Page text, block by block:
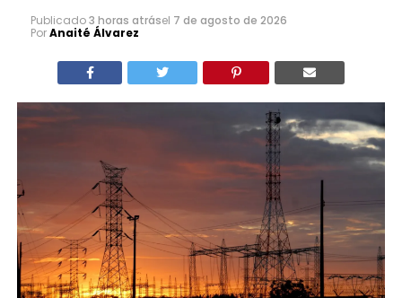
Publicado3 horas atrásel 7 de agosto de 2026
PorAnaité Álvarez